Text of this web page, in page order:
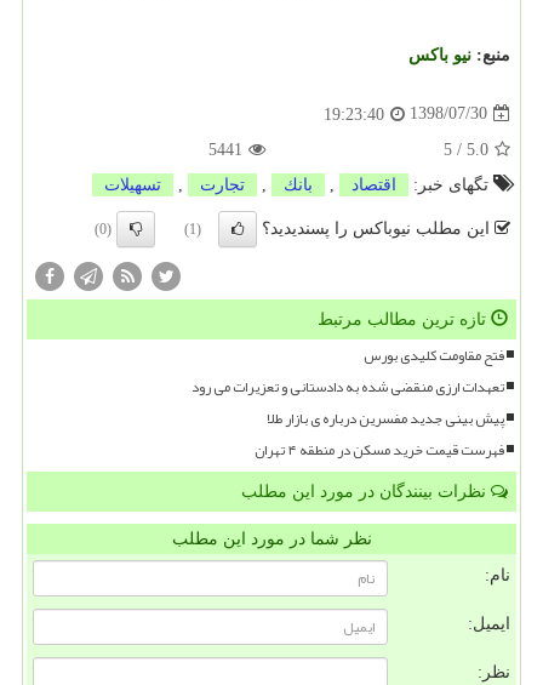
منبع: نیو باكس
1398/07/30
19:23:40
5.0
/
5
5441
تگهای خبر:
اقتصاد بانك تجارت تسهیلات
این مطلب نیوباکس را پسندیدید؟ (1)
(0)
تازه ترین مطالب مرتبط
فتح مقاومت کلیدی بورس
تعهدات ارزی منقضی شده به دادستانی و تعزیرات می رود
پیش بینی جدید مفسرین درباره ی بازار طلا
فهرست قیمت خرید مسکن در منطقه ۴ تهران
نظرات بینندگان در مورد این مطلب
نظر شما در مورد این مطلب
نام:
ایمیل:
نظر: